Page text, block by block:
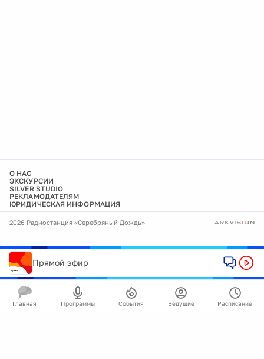
О НАС
ЭКСКУРСИИ
SILVER STUDIO
РЕКЛАМОДАТЕЛЯМ
ЮРИДИЧЕСКАЯ ИНФОРМАЦИЯ
2026 Радиостанция «Серебряный Дождь»
Прямой эфир
Главная Программы События Ведущие Расписание